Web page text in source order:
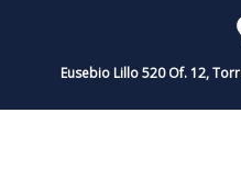
Eusebio Lillo 520 Of. 12,